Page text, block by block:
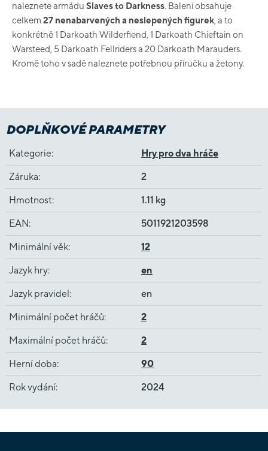
naleznete armádu Slaves to Darkness. Balení obsahuje
celkem 27 nenabarvených a neslepených figurek , a to
konkrétně 1 Darkoath Wilderfiend, 1 Darkoath Chieftain on
Warsteed, 5 Darkoath Fellriders a 20 Darkoath Marauders.
Kromě toho v sadě naleznete potřebnou příručku a žetony.
DOPLŇKOVÉ PARAMETRY
Kategorie: Hry pro dva hráče
Záruka: 2
Hmotnost: 1.11 kg
EAN: 5011921203598
Minimální věk: 12
Jazyk hry: en
Jazyk pravidel: en
Minimální počet hráčů: 2
Maximální počet hráčů: 2
Herní doba: 90
Rok vydání: 2024